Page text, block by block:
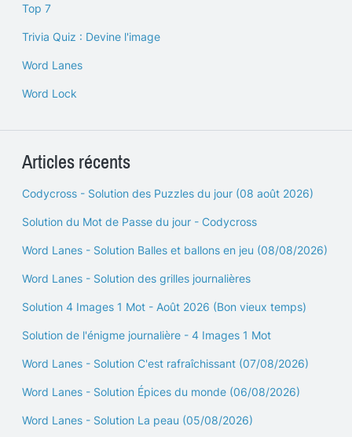
Top 7
Trivia Quiz : Devine l'image
Word Lanes
Word Lock
Articles récents
Codycross - Solution des Puzzles du jour (08 août 2026)
Solution du Mot de Passe du jour - Codycross
Word Lanes - Solution Balles et ballons en jeu (08/08/2026)
Word Lanes - Solution des grilles journalières
Solution 4 Images 1 Mot - Août 2026 (Bon vieux temps)
Solution de l'énigme journalière - 4 Images 1 Mot
Word Lanes - Solution C'est rafraîchissant (07/08/2026)
Word Lanes - Solution Épices du monde (06/08/2026)
Word Lanes - Solution La peau (05/08/2026)